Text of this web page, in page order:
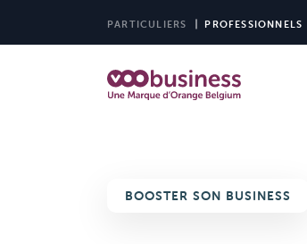
PARTICULIERS PROFESSIONNELS
BOOSTER SON BUSINESS